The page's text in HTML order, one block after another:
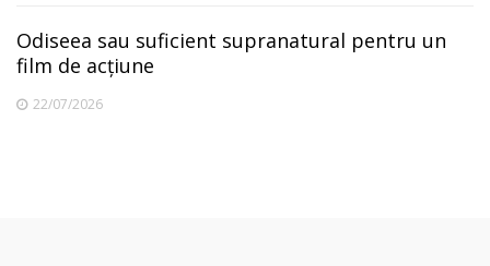
Odiseea sau suficient supranatural pentru un
film de acțiune
22/07/2026